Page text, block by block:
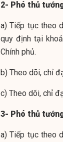
2- Phó thủ
a) Tiếp tục theo
quy định tại
Chính phủ.
b) Theo dõi, chỉ
c) Theo dõi, chỉ
3- Phó thủ
a) Tiếp tục theo